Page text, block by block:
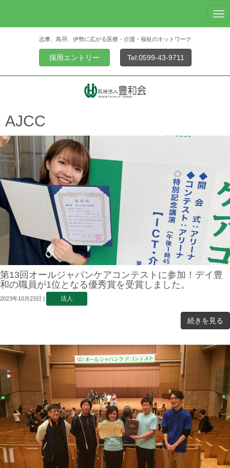
N
a
a
志摩、鳥羽、伊勢に広がる医療・介護・福祉のネットワーク
採用エントリー Tel:0599-43-9711
AJCC
第13回オールジャパンケアコンテストに参加！デイ豊
和の職員が1位となる優秀賞を受賞しました。
2023年10月23日 | 法人
続きを見る